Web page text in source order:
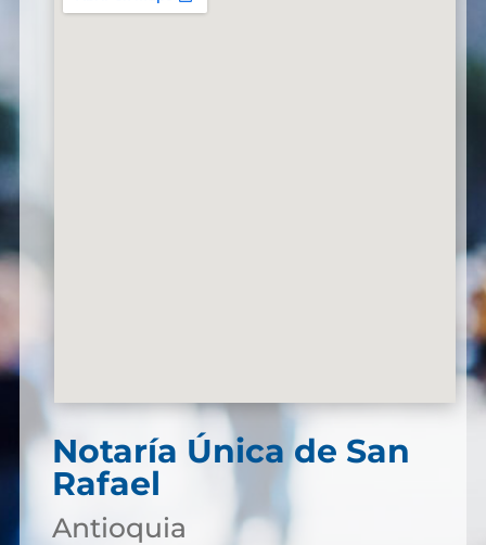
Notaría Única de San
Rafael
Antioquia